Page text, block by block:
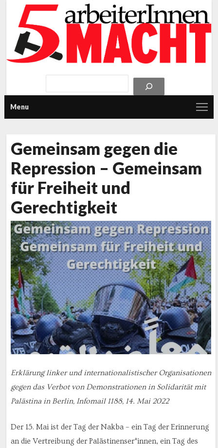
Menu
Gemeinsam gegen die
Repression – Gemeinsam
für Freiheit und
Gerechtigkeit
Erklärung linker und internationalistischer Organisationen
gegen das Verbot von Demonstrationen in Solidarität mit
Palästina in Berlin, Infomail 1188, 14. Mai 2022
Der 15. Mai ist der Tag der Nakba – ein Tag der Erinnerung
an die Vertreibung der Palästinenser*innen, ein Tag des